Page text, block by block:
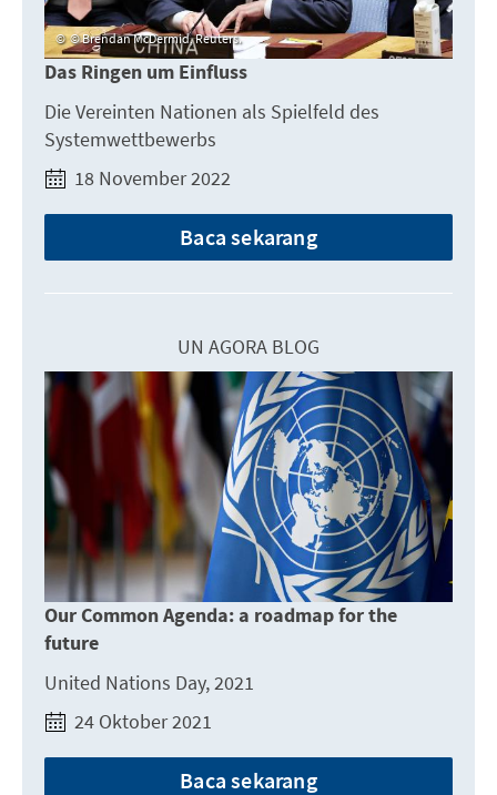
© Brendan McDermid, Reuters.
Das Ringen um Einfluss
Die Vereinten Nationen als Spielfeld des
Systemwettbewerbs
18 November 2022
Baca sekarang
UN AGORA BLOG
Our Common Agenda: a roadmap for the
future
United Nations Day, 2021
24 Oktober 2021
Baca sekarang